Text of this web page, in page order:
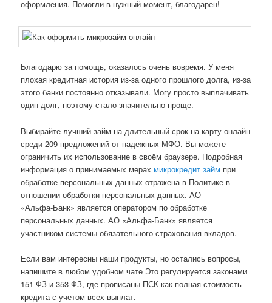
оформления. Помогли в нужный момент, благодарен!
Благодарю за помощь, оказалось очень вовремя. У меня
плохая кредитная история из-за одного прошлого долга, из-за
этого банки постоянно отказывали. Могу просто выплачивать
один долг, поэтому стало значительно проще.
Выбирайте лучший займ на длительный срок на карту онлайн
среди 209 предложений от надежных МФО. Вы можете
ограничить их использование в своём браузере. Подробная
информация о принимаемых мерах микрокредит займ при
обработке персональных данных отражена в Политике в
отношении обработки персональных данных. АО
«Альфа‑Банк» является оператором по обработке
персональных данных. АО «Альфа-Банк» является
участником системы обязательного страхования вкладов.
Если вам интересны наши продукты, но остались вопросы,
напишите в любом удобном чате Это регулируется законами
151-ФЗ и 353-ФЗ, где прописаны ПСК как полная стоимость
кредита с учетом всех выплат.